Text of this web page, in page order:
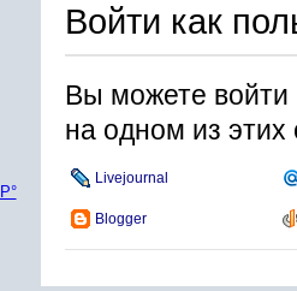
Войти как
Вы можете войти
на одном из этих
Livejournal
Blogger